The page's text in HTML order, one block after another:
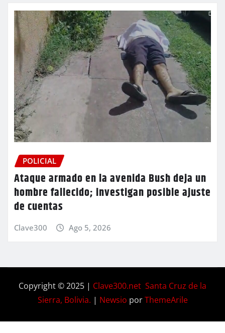
POLICIAL
Ataque armado en la avenida Bush deja un
hombre fallecido; investigan posible ajuste
de cuentas
Clave300 Ago 5, 2026
Copyright © 2025 | Clave300.net Santa Cruz de la
Sierra, Bolivia. | Newsio porThemeArile